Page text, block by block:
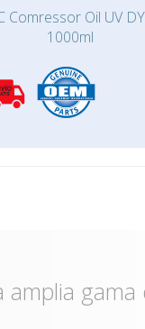
Comressor Oil UV
1000ml
amplia